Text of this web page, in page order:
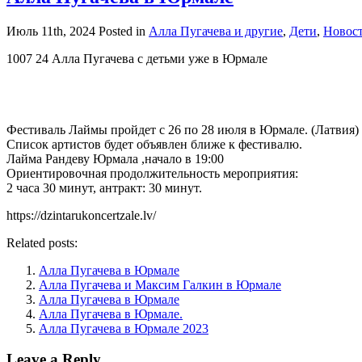
Июль 11th, 2024 Posted in Алла Пугачева и другие, Дети,
1007 24 Алла Пугачева с детьми уже в Юрмале
Фестиваль Лаймы пройдет с 26 по 28 июля в Юрмале. (Латвия)
Список артистов будет объявлен ближе к фестивалю.
Лайма Рандеву Юрмала ,начало в 19:00
Ориентировочная продолжительность мероприятия:
2 часа 30 минут, антракт: 30 минут.
https://dzintarukoncertzale.lv/
Related posts:
Алла Пугачева в Юрмале
Алла Пугачева и Максим Галкин в Юрмале
Алла Пугачева в Юрмале
Алла Пугачева в Юрмале.
Алла Пугачева в Юрмале 2023